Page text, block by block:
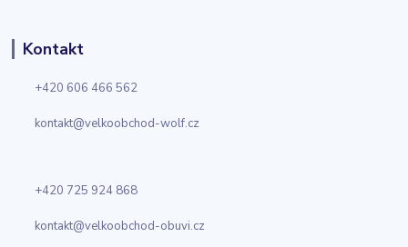
Kontakt
+420 606 466 562
kontakt@velkoobchod-wolf.cz
+420 725 924 868
kontakt@velkoobchod-obuvi.cz